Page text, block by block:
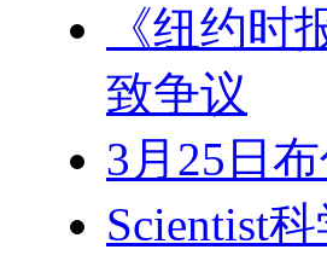
《纽约
致争议
3月25日
Scientist